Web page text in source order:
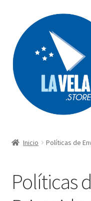
la
navegación
contenido
Acerca de Lavela
Tienda
Inicio Políticas de
Políticas